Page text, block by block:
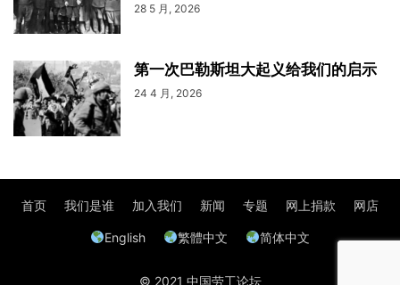
28 5 月, 2026
第一次巴勒斯坦大起义给我们的启示
24 4 月, 2026
首页 我们是谁 加入我们 新闻 专题 网上捐款 网店
English 繁體中文 简体中文
© 2021 中国劳工论坛